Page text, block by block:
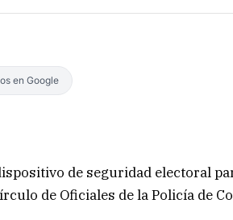
en Google
de seguridad electoral
de Oficiales de la Policía de